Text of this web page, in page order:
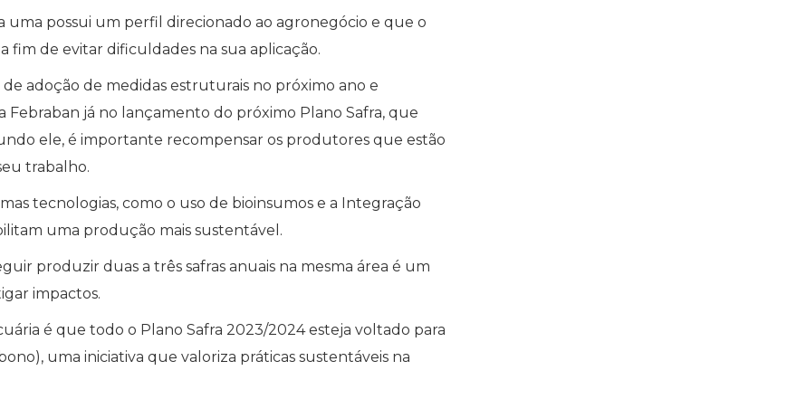
uma possui um perfil direcionado ao agronegócio e que o
fim de evitar dificuldades na sua aplicação.
adoção de medidas estruturais no próximo ano e
Febraban já no lançamento do próximo Plano Safra, que
ele, é importante recompensar os produtores que estão
trabalho.
tecnologias, como o uso de bioinsumos e a Integração
uma produção mais sustentável.
produzir duas a três safras anuais na mesma área é um
impactos.
é que todo o Plano Safra 2023/2024 esteja voltado para
uma iniciativa que valoriza práticas sustentáveis na